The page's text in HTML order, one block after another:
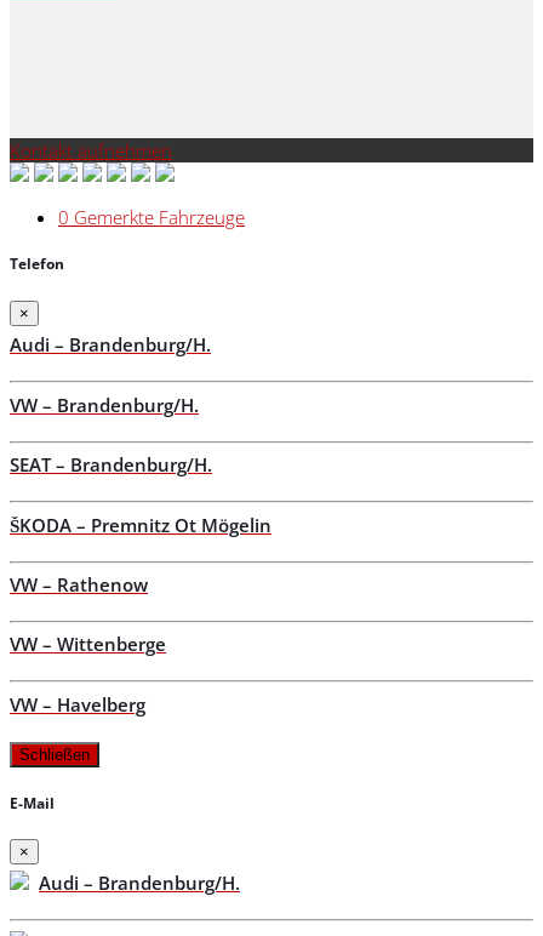
Kontakt aufnehmen
0 Gemerkte Fahrzeuge
Telefon
×
Audi – Brandenburg/H.
VW – Brandenburg/H.
SEAT – Brandenburg/H.
ŠKODA – Premnitz Ot Mögelin
VW – Rathenow
VW – Wittenberge
VW – Havelberg
Schließen
E-Mail
×
Audi – Brandenburg/H.